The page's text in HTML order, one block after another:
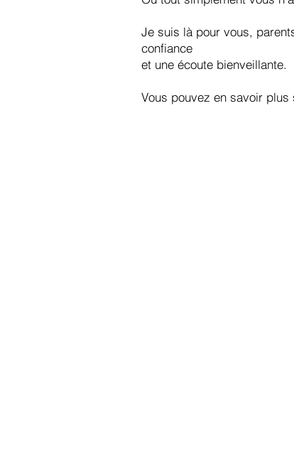
Je suis là pour vous,
confiance
et une écoute bienveillante.
Vous pouvez en savoir